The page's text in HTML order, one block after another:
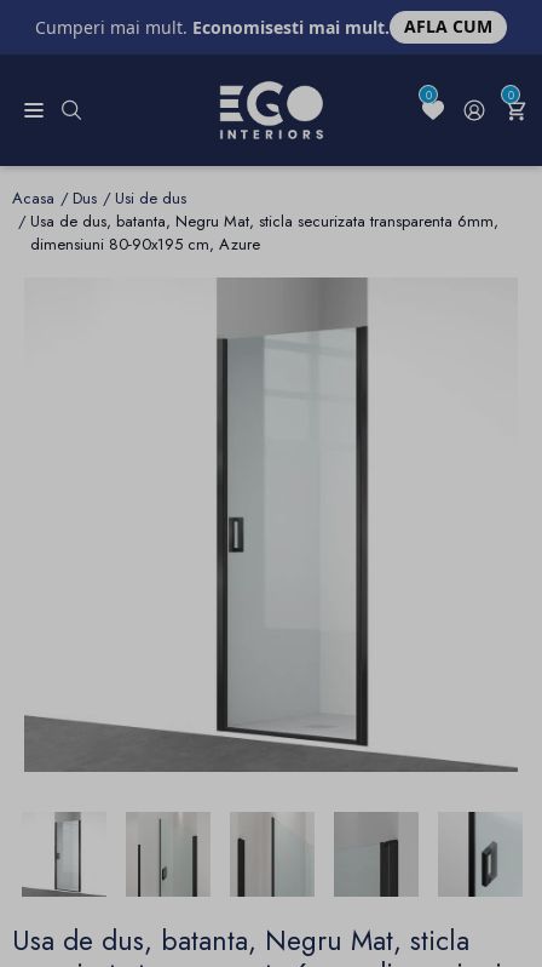
Cumperi mai mult. Economisesti mai mult. AFLA CUM
0 0
Acasa Dus
Usi de dus
Usa de dus, batanta, Negru Mat, sticla securizata transparenta 6mm,
dimensiuni 80-90x195 cm, Azure
Usa de dus, batanta, Negru Mat, sticla